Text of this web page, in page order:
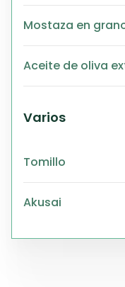
Mostaza en
Aceite de oliva
Varios
Tomillo
Akusai